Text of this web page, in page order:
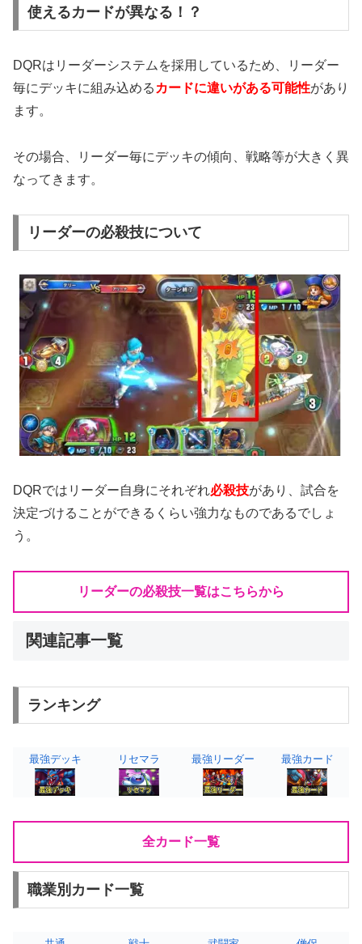
使えるカードが異なる！？
DQRはリーダーシステムを採用しているため、リーダー
毎にデッキに組み込める カードに違いがある可能性があり
ます。
その場合、リーダー毎にデッキの傾向、戦略等が大きく異
なってきます。
リーダーの必殺技について
DQRではリーダー自身にそれぞれ必殺技があり、試合を
決定づけることができるくらい強力なものであるでしょ
う。
リーダーの必殺技一覧はこちらから
関連記事一覧
ランキング
最強デッキ リセマラ 最強リーダー 最強カード
全カード一覧
職業別カード一覧